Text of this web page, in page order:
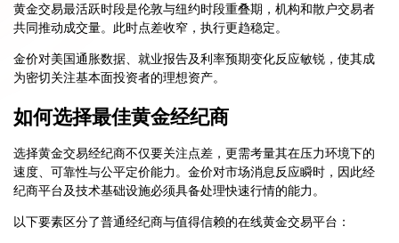
黄金交易最活跃时段是伦敦与纽约时段重叠期，机构和散户交易者
共同推动成交量。此时点差收窄，执行更趋稳定。
金价对美国通胀数据、就业报告及利率预期变化反应敏锐，使其成
为密切关注基本面投资者的理想资产。
如何选择最佳黄金经纪商
选择黄金交易经纪商不仅要关注点差，更需考量其在压力环境下的
速度、可靠性与公平定价能力。金价对市场消息反应瞬时，因此经
纪商平台及技术基础设施必须具备处理快速行情的能力。
以下要素区分了普通经纪商与值得信赖的在线黄金交易平台：